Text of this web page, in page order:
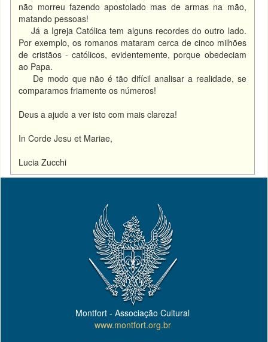
não morreu fazendo apostolado mas de armas na mão,
matando pessoas!
Já a Igreja Católica tem alguns recordes do outro lado.
Por exemplo, os romanos mataram cerca de cinco milhões
de cristãos - católicos, evidentemente, porque obedeciam
ao Papa.
De modo que não é tão difícil analisar a realidade, se
comparamos friamente os números!
Deus a ajude a ver isto com mais clareza!
In Corde Jesu et Mariae,
Lucia Zucchi
Montfort - Associação Cultural
www.montfort.org.br